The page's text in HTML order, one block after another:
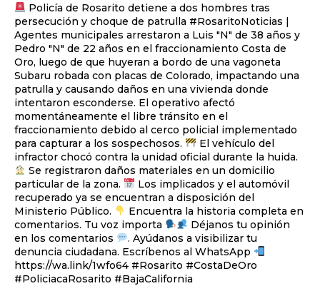
Policía de Rosarito detiene a dos hombres tras
persecución y choque de patrulla #RosaritoNoticias |
Agentes municipales arrestaron a Luis "N" de 38 años y
Pedro "N" de 22 años en el fraccionamiento Costa de
Oro, luego de que huyeran a bordo de una vagoneta
Subaru robada con placas de Colorado, impactando una
patrulla y causando daños en una vivienda donde
intentaron esconderse. El operativo afectó
momentáneamente el libre tránsito en el
fraccionamiento debido al cerco policial implementado
para capturar a los sospechosos.
El vehículo del
infractor chocó contra la unidad oficial durante la huida.
Se registraron daños materiales en un domicilio
particular de la zona.
Los implicados y el automóvil
recuperado ya se encuentran a disposición del
Ministerio Público.
Encuentra la historia completa en
comentarios. Tu voz importa
Déjanos tu opinión
en los comentarios
. Ayúdanos a visibilizar tu
denuncia ciudadana. Escríbenos al WhatsApp
https://wa.link/1wfo64 #Rosarito #CostaDeOro
#PoliciacaRosarito #BajaCalifornia